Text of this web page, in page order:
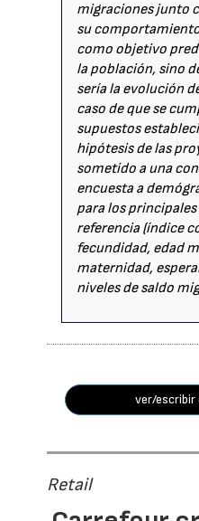
migraciones junto
su
como objetivo
la población, sino
sería la evolución
caso de que se
supuestos
hipótesis de las
sometido a una
encuesta a
para los
referencia (índice
fecundidad, edad
maternidad,
niveles de saldo
ver/
Retail